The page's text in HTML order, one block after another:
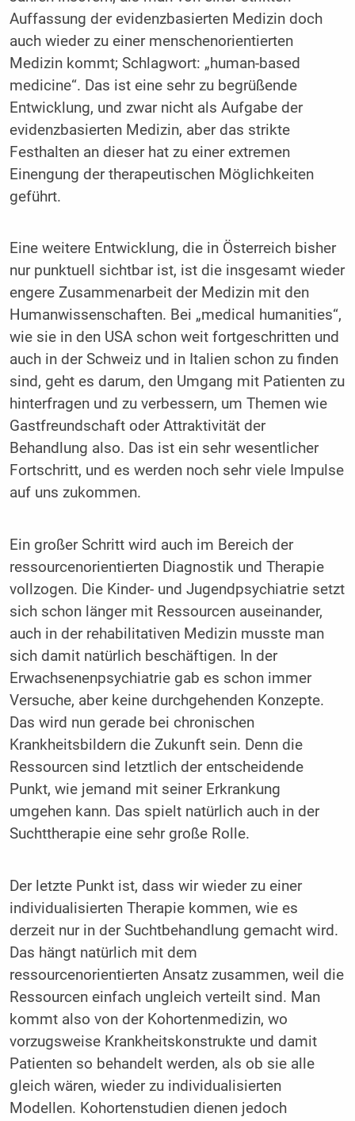
Auffassung der evidenzbasierten Medizin doch
auch wieder zu einer menschenorientierten
Medizin kommt; Schlagwort: „human-based
medicine“. Das ist eine sehr zu begrüßende
Entwicklung, und zwar nicht als Aufgabe der
evidenzbasierten Medizin, aber das strikte
Festhalten an dieser hat zu einer extremen
Einengung der therapeutischen Möglichkeiten
geführt.
Eine weitere Entwicklung, die in Österreich bisher
nur punktuell sichtbar ist, ist die insgesamt wieder
engere Zusammenarbeit der Medizin mit den
Humanwissenschaften. Bei „medical humanities“,
wie sie in den USA schon weit fortgeschritten und
auch in der Schweiz und in Italien schon zu finden
sind, geht es darum, den Umgang mit Patienten zu
hinterfragen und zu verbessern, um Themen wie
Gastfreundschaft oder Attraktivität der
Behandlung also. Das ist ein sehr wesentlicher
Fortschritt, und es werden noch sehr viele Impulse
auf uns zukommen.
Ein großer Schritt wird auch im Bereich der
ressourcenorientierten Diagnostik und Therapie
vollzogen. Die Kinder- und Jugendpsychiatrie setzt
sich schon länger mit Ressourcen auseinander,
auch in der rehabilitativen Medizin musste man
sich damit natürlich beschäftigen. In der
Erwachsenenpsychiatrie gab es schon immer
Versuche, aber keine durchgehenden Konzepte.
Das wird nun gerade bei chronischen
Krankheitsbildern die Zukunft sein. Denn die
Ressourcen sind letztlich der entscheidende
Punkt, wie jemand mit seiner Erkrankung
umgehen kann. Das spielt natürlich auch in der
Suchttherapie eine sehr große Rolle.
Der letzte Punkt ist, dass wir wieder zu einer
individualisierten Therapie kommen, wie es
derzeit nur in der Suchtbehandlung gemacht wird.
Das hängt natürlich mit dem
ressourcenorientierten Ansatz zusammen, weil die
Ressourcen einfach ungleich verteilt sind. Man
kommt also von der Kohortenmedizin, wo
vorzugsweise Krankheitskonstrukte und damit
Patienten so behandelt werden, als ob sie alle
gleich wären, wieder zu individualisierten
Modellen. Kohortenstudien dienen jedoch